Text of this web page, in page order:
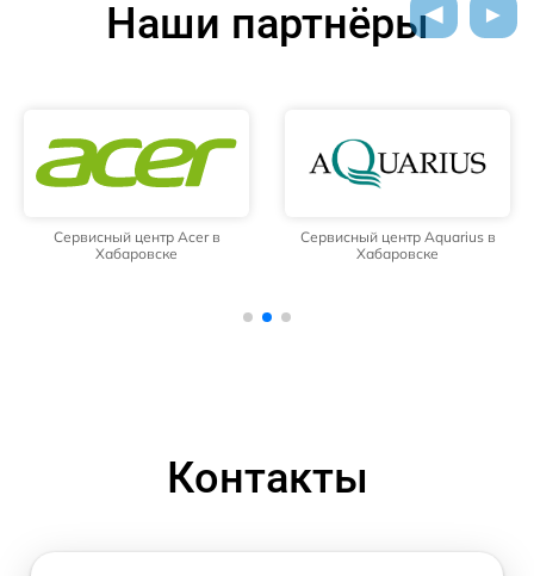
Наши партнёры
Сервисный центр Acer в
Хабаровске
Сервисный центр Aquarius в
Хабаровске
Контакты